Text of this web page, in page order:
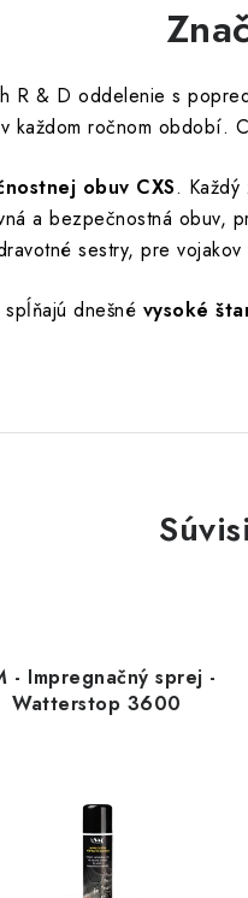
R & D oddelenie s
každom ročnom období. C
obuv CXS.
a bezpečnostná
sestry, pre
spĺňajú dnešné vysoké
- Impregnačný sprej -
Watterstop 3600